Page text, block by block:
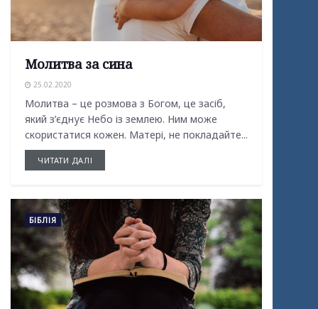
Молитва за сина
25.02.2020
Молитва – це розмова з Богом, це засіб,
який з’єднує Небо із землею. Ним може
скористатися кожен. Матері, не покладайте...
ЧИТАТИ ДАЛІ
БІБЛІЯ